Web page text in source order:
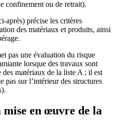
confinement ou de retrait).
après) précise les critères
des matériaux et produits, ainsi
pas une évaluation du risque
lorsque des travaux sont
matériaux de la liste A ; il est
sur l’intérieur des structures
en œuvre de la